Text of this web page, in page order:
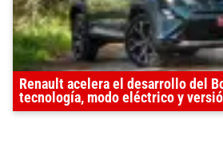
Renault acelera el desarrollo del
tecnología, modo eléctrico y